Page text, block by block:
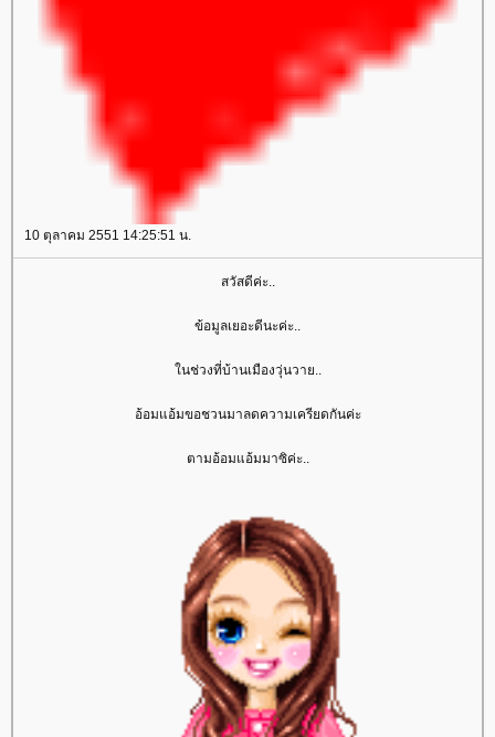
10 ตุลาคม 2551 14:25:51 น.
สวัสดีค่ะ..
ข้อมูลเยอะดีนะค่ะ..
นช่วงที่บ้านเมืองวุ่นวาย..
อ้อมแอ้มขอชวนมาลดความเครียดกันค่ะ
ตามอ้อมแอ้มมาซิค่ะ..